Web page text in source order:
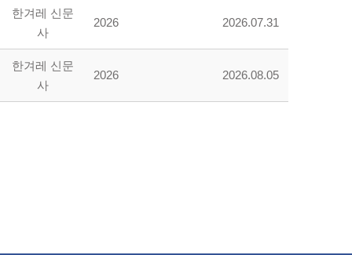
한겨레 신문
사
2026 2026.07.31
한겨레 신문
사
2026 2026.08.05